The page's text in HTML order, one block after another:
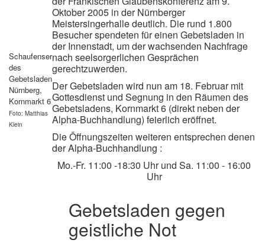
Oktober 2005 in der Nürnberger
Meistersingerhalle deutlich. Die rund 1.800
Besucher spendeten für einen Gebetsladen in
der Innenstadt, um der wachsenden Nachfrage
nach seelsorgerlichen Gesprächen
gerechtzuwerden.
Der Gebetsladen wird nun am 18. Februar mit
Gottesdienst und Segnung in den Räumen des
Gebetsladens, Kornmarkt 6 (direkt neben der
Alpha-Buchhandlung) feierlich eröffnet.
Die Öffnungszeiten weiteren entsprechen denen
der Alpha-Buchhandlung :
Mo.-Fr. 11:00 -18:30 Uhr und Sa. 11:00 - 16:00
Uhr
Schaufenser
des
Gebetsladen
Nürnberg,
Kornmarkt 6
Foto: Matthias
Klein
Gebetsladen gegen
geistliche Not